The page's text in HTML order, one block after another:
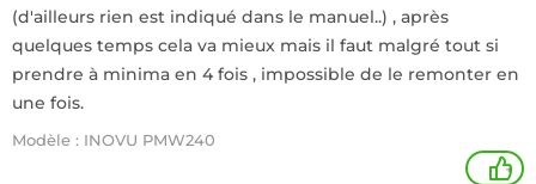
(d'ailleurs rien est indiqué dans le manuel..) , après
quelques temps cela va mieux mais il faut malgré tout si
prendre à minima en 4 fois , impossible de le remonter en
une fois.
Modèle : INOVU PMW240
+